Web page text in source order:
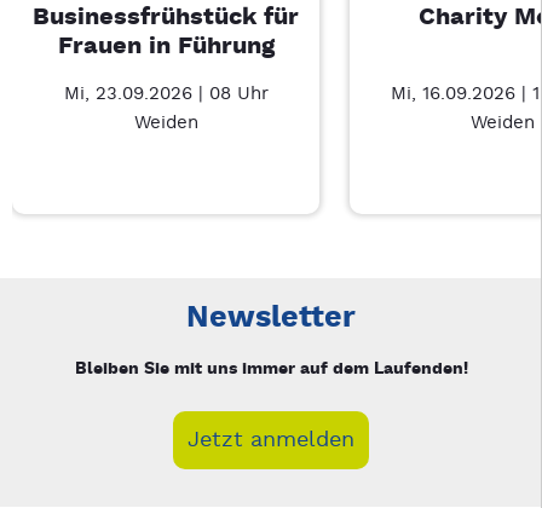
Businessfrühstück für
Frauen in Führung
Mi, 23.09.2026 | 08 Uhr
Weiden
Charity
Mi, 16.09.2026 |
Weiden
Newsletter
Bleiben Sie mit uns immer auf dem Laufenden!
Jetzt anmelden